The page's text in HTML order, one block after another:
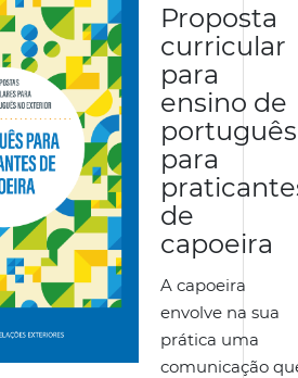
Proposta
curricular
para
ensino de
português
para
de
capoeira
A capoeira
envolve na sua
prática uma
comunicação